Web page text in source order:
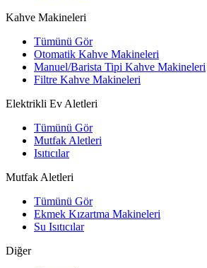
Kahve Makineleri
Tümünü Gör
Otomatik Kahve Makineleri
Manuel/Barista Tipi Kahve Makineleri
Filtre Kahve Makineleri
Elektrikli Ev Aletleri
Tümünü Gör
Mutfak Aletleri
Isıtıcılar
Mutfak Aletleri
Tümünü Gör
Ekmek Kızartma Makineleri
Su Isıtıcılar
Diğer